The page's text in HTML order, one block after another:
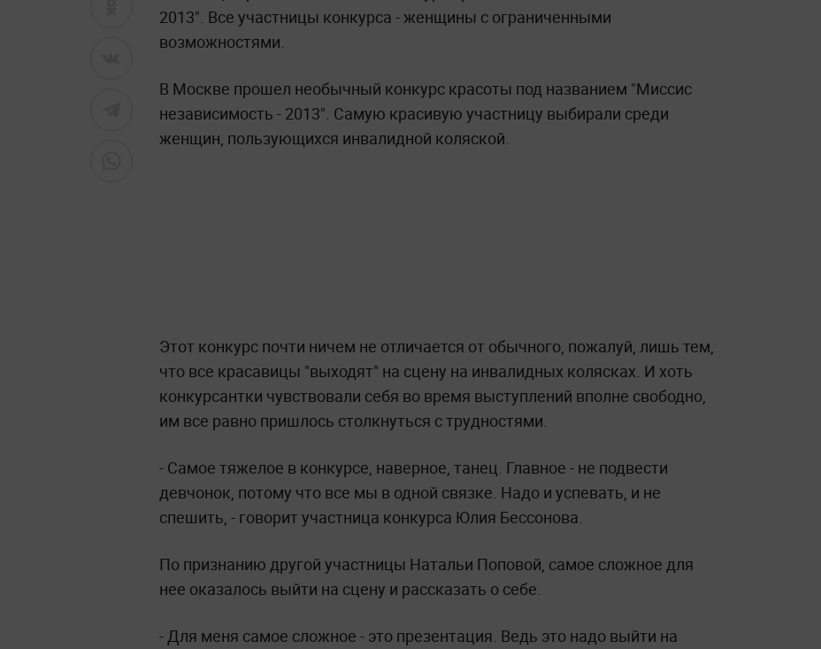
2013". Все участницы конкурса - женщины с ограниченными
возможностями.
В Москве прошел необычный конкурс красоты под названием "Миссис
независимость - 2013". Самую красивую участницу выбирали среди
женщин, пользующихся инвалидной коляской.
Этот конкурс почти ничем не отличается от обычного, пожалуй, лишь тем,
что все красавицы "выходят" на сцену на инвалидных колясках. И хоть
конкурсантки чувствовали себя во время выступлений вполне свободно,
им все равно пришлось столкнуться с трудностями.
- Самое тяжелое в конкурсе, наверное, танец. Главное - не подвести
девчонок, потому что все мы в одной связке. Надо и успевать, и не
спешить, - говорит участница конкурса Юлия Бессонова.
По признанию другой участницы Натальи Поповой, самое сложное для
нее оказалось выйти на сцену и рассказать о себе.
- Для меня самое сложное - это презентация. Ведь это надо выйти на